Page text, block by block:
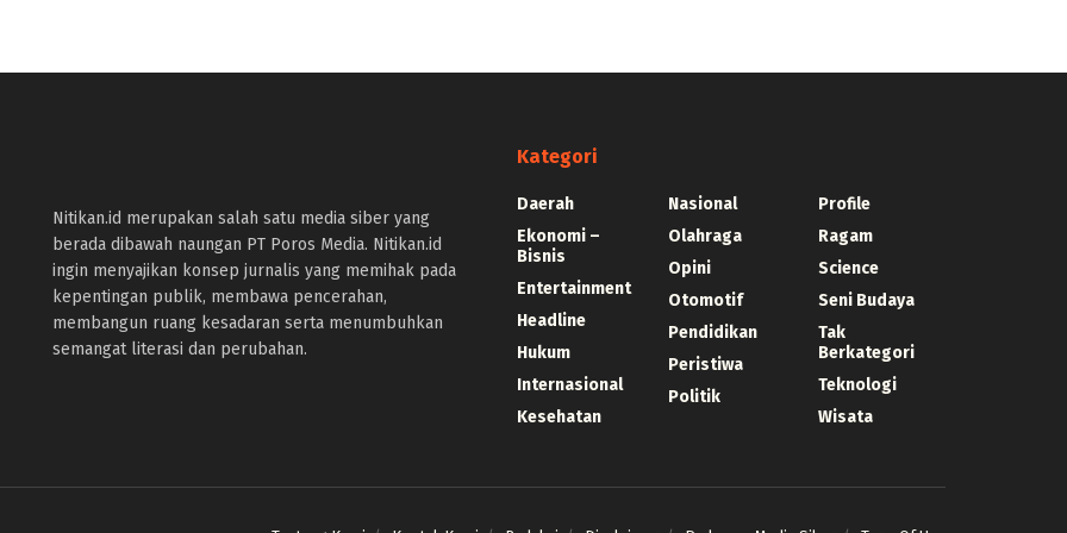
Nitikan.id merupakan salah satu media siber yang
berada dibawah naungan PT Poros Media. Nitikan.id
ingin menyajikan konsep jurnalis yang memihak pada
kepentingan publik, membawa pencerahan,
membangun ruang kesadaran serta menumbuhkan
semangat literasi dan perubahan.
Kategori
Daerah
Ekonomi –
Bisnis
Entertainment
Headline
Hukum
Internasional
Kesehatan
Nasional
Olahraga
Opini
Otomotif
Pendidikan
Peristiwa
Politik
Profile
Ragam
Science
Seni Budaya
Tak
Berkategori
Teknologi
Wisata